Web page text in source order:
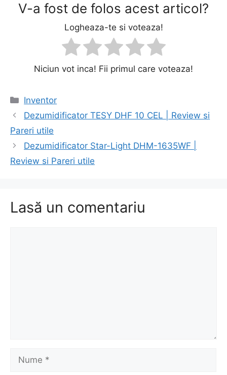
V-a fost de folos acest articol?
Logheaza-te si voteaza!
Niciun vot inca! Fii primul care voteaza!
Categorii
Inventor
Navigare
în
Dezumidificator TESY DHF 10 CEL | Review si
Pareri utile
Dezumidificator Star-Light DHM-1635WF |
Review si Pareri utile
Lasă un comentariu
Nume